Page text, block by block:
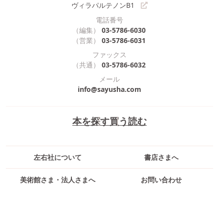
本を探す買う読む
左右社について 書店さまへ
美術館さま・法人さまへ お問い合わせ
ヴィラパルテノンB1
電話番号
（編集）
03-5786-6030
（営業）
03-5786-6031
ファックス
（共通）
03-5786-6032
メール
info@sayusha.com